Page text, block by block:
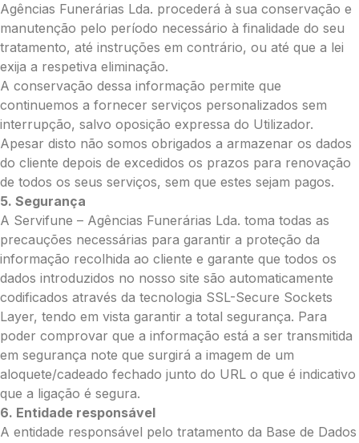
Mensagem a constar no cartão
Pedidos/Informações adicionais
Total:
0.00
€
Enviar Flores
Agências Funerárias Lda. procederá à sua conservação e
manutenção pelo período necessário à finalidade do seu
tratamento, até instruções em contrário, ou até que a lei
exija a respetiva eliminação.
A conservação dessa informação permite que
continuemos a fornecer serviços personalizados sem
interrupção, salvo oposição expressa do Utilizador.
Apesar disto não somos obrigados a armazenar os dados
do cliente depois de excedidos os prazos para renovação
de todos os seus serviços, sem que estes sejam pagos.
5. Segurança
A Servifune – Agências Funerárias Lda. toma todas as
precauções necessárias para garantir a proteção da
informação recolhida ao cliente e garante que todos os
dados introduzidos no nosso site são automaticamente
codificados através da tecnologia SSL-Secure Sockets
Layer, tendo em vista garantir a total segurança. Para
poder comprovar que a informação está a ser transmitida
em segurança note que surgirá a imagem de um
aloquete/cadeado fechado junto do URL o que é indicativo
que a ligação é segura.
6. Entidade responsável
A entidade responsável pelo tratamento da Base de Dados